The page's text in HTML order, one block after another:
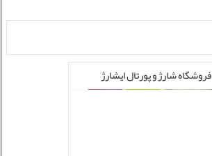
فروشگاه شارژ و پورتال ایشارژ